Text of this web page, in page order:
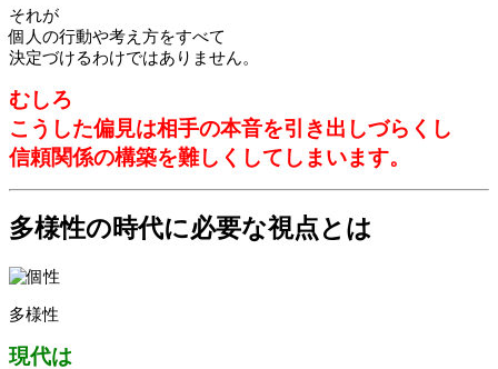
それが
個人の行動や考え方をすべて
決定づけるわけではありません。
むしろ
こうした偏見は相手の本音を引き出しづらくし
信頼関係の構築を難しくしてしまいます。
多様性の時代に必要な視点とは
多様性
現代は